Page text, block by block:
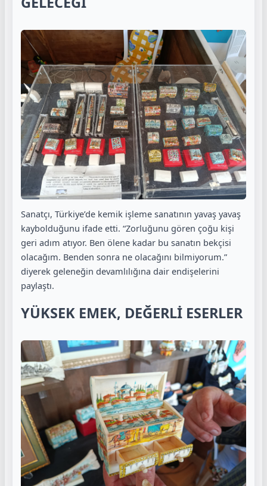
Sanatçı, Türkiye’de kemik işleme sanatının yavaş yavaş
kaybolduğunu ifade etti. “Zorluğunu gören çoğu kişi
geri adım atıyor. Ben ölene kadar bu sanatın bekçisi
olacağım. Benden sonra ne olacağını bilmiyorum.”
diyerek geleneğin devamlılığına dair endişelerini
paylaştı.
YÜKSEK EMEK, DEĞERLİ ESERLER